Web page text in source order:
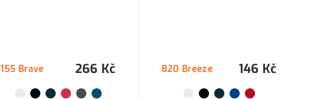
155 Brave 266 Kč 820 Breeze 146 Kč